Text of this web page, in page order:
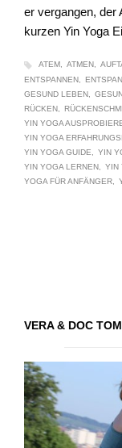
er vergangen, der
kurzen Yin Yoga
ATEM ATMEN
ENTSPANNEN
GESUND LEBEN
RÜCKEN
YIN YOGA
YIN YOGA
YIN YOGA GUIDE
YIN
YIN YOGA LERNEN
YIN
YOGA FÜR ANFÄNGER
VERA & DOC TOM